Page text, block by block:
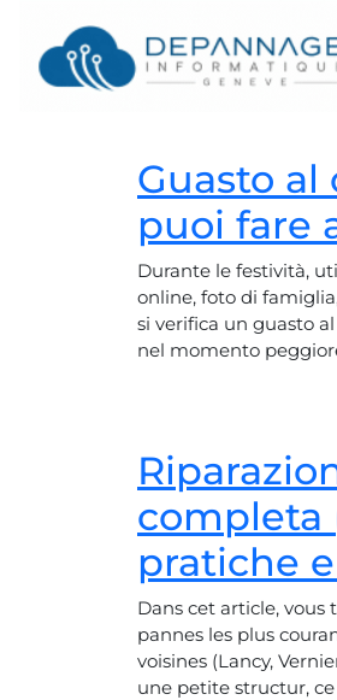
Guasto al
puoi fare
Durante le festività,
online, foto di
si verifica un guasto
nel momento
completa
pratiche
Dans cet article,
pannes les plus
voisines (Lancy,
une petite structur,